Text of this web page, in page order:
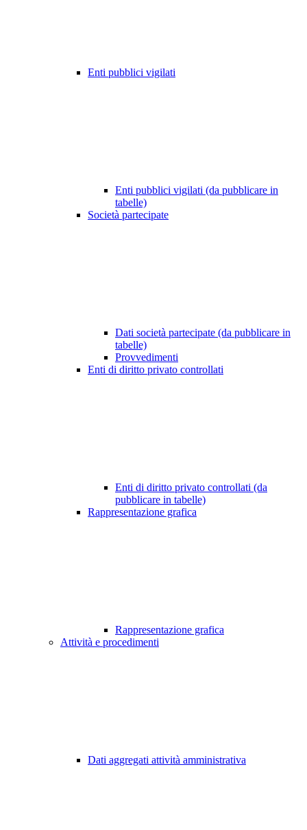
Enti pubblici vigilati
Enti pubblici vigilati (da pubblicare in
tabelle)
Società partecipate
Dati società partecipate (da pubblicare in
tabelle)
Provvedimenti
Enti di diritto privato controllati
Enti di diritto privato controllati (da
pubblicare in tabelle)
Rappresentazione grafica
Rappresentazione grafica
Attività e procedimenti
Dati aggregati attività amministrativa